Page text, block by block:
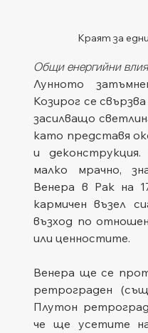
Краят за
Общи енергийни
Лунното
Козирог се
засилващо
като представя
и
малко мрачно,
Венера в Рак на
кармичен възел
възход по
или ценностите.
Венера ще се
ретрограден
Плутон
че ще усетите